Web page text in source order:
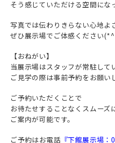
そう感じていただける空間にな
写真では伝わりきらない心地よ
ぜひ展示場でご体感ください
【おねがい】
当展示場はスタッフが常駐して
ご見学の際は事前予約をお願い
ご予約いただくことで
お待たせすることなくスムーズ
ご案内が可能です。
ご予約はお電話 『下館展示場